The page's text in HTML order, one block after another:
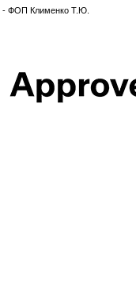
- ФОП Клименко Т.Ю.